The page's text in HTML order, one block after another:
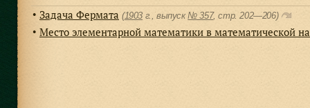
● Задача Фермата (1903 г., выпуск№ 357, cтр. 202—206)
● Место элементарной математики в математической